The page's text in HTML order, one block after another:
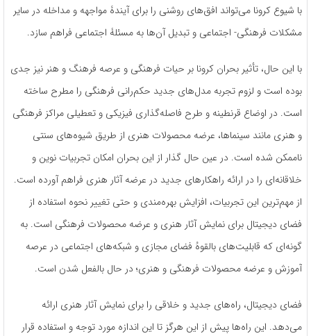
با شیوع کرونا می‌تواند افق‌های روشنی را برای آیندۀ مواجهه و مداخله در سایر
مشکلات فرهنگی- اجتماعی و تبدیل آن‌ها به مسئلۀ اجتماعی فراهم سازد.
با این حال، تأثیر بحران کرونا بر حیات فرهنگی و عرصه فرهنگ و هنر نیز جدی
بوده است و لزوم تجربه مدل‌های جدید حکم‌رانی فرهنگی را مطرح ساخته
است. در اوضاع قرنطینه و طرح فاصله‌گذاری فیزیکی و تعطیلی مراکز فرهنگی
و هنری مانند سینماها، عرضه محصولات هنری از طریق شیوه‌های سنتی
ناممکن شده است. در عین‌ حال گذار از این بحران امکان تجربیات نوین و
خلاقانه‌ای را در ارائه راهکارهای جدید در عرضه آثار هنری فراهم آورده است.
از مهم‌ترین این تجربیات، افزایش بهره‌مندی و حتی تغییر نحوه استفاده از
فضای دیجیتال برای نمایش آثار هنری و عرضه محصولات فرهنگی است. به
‌گونه‌ای که قابلیت‌های بالقوهُ فضای مجازی و شبکه‌های اجتماعی در عرصه
آموزش و عرضه محصولات فرهنگی و هنری؛ در حال بالفعل شدن است.
فضای دیجیتال، راه‌های جدید و خلاقی را برای نمایش آثار هنری ارائه
می‌دهد. این راه‌ها پیش ‌از این هرگز تا این اندازه مورد توجه و استفاده قرار